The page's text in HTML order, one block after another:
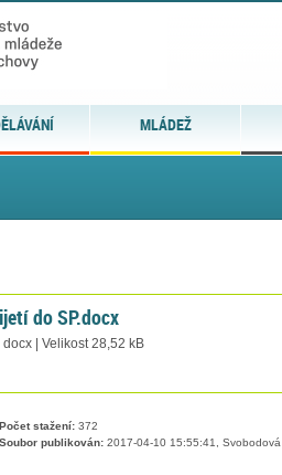
MLÁDEŽ
do SP.docx
| Velikost 28,52 kB
Počet stažení:372
Soubor publikován:2017-04-10 15:55:41, Svobodová